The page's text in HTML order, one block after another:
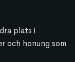
plats i
och honung som